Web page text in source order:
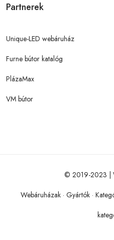
Partnerek
Unique-LED webáruház
Furne bútor katalóg
PlázaMax
VM bútor
© 2019-2023 |
Webáruházak · Gyártók ·